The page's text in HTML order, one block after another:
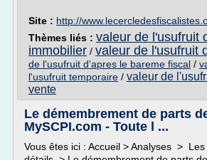
Site : http://
Thèmes liés : valeur de l'usufruit
immobilier / valeur de l'usufruit
de l'usufruit d'apres le bareme fiscal /
l'usufruit temporaire / valeur de
vente
Le démembrement de parts de
MySCPI.com - Toute l ...
Vous êtes ici : Accueil > Analyses > Les